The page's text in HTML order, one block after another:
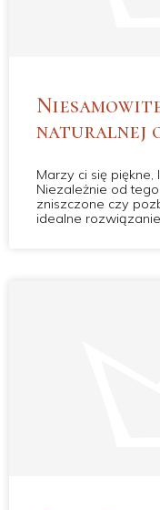
naturalnej
Marzy ci się piękne,
Niezależnie od
zniszczone czy
idealne rozwiązanie